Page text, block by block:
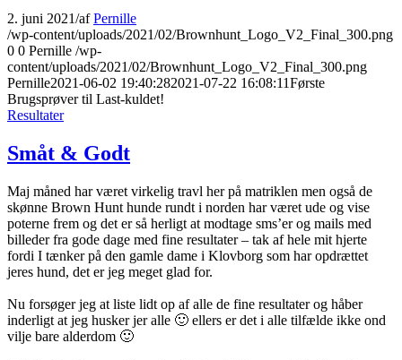
2. juni 2021/afPernille
/wp-content/uploads/2021/02/Brownhunt_Logo_V2_Final_300.png
0 0 Pernille /wp-
content/uploads/2021/02/Brownhunt_Logo_V2_Final_300.png
Pernille2021-06-02 19:40:282021-07-22 16:08:11Første
Brugsprøver til Last-kuldet!
Resultater
Småt & Godt
Maj måned har været virkelig travl her på matriklen men også de
skønne Brown Hunt hunde rundt i norden har været ude og vise
poterne frem og det er så herligt at modtage sms’er og mails med
billeder fra gode dage med fine resultater – tak af hele mit hjerte
fordi I tænker på den gamle dame i Klovborg som har opdrættet
jeres hund, det er jeg meget glad for.
Nu forsøger jeg at liste lidt op af alle de fine resultater og håber
inderligt at jeg husker jer alle 🙂 ellers er det i alle tilfælde ikke ond
vilje bare alderdom 🙂